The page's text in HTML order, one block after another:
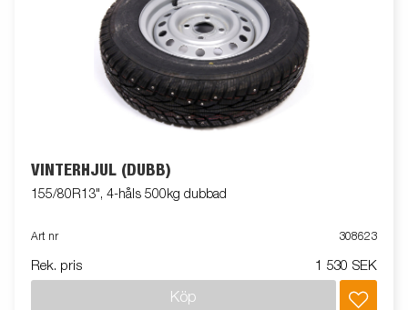
VINTERHJUL (DUBB)
155/80R13", 4-håls 500kg dubbad
Art nr 308623
Rek. pris 1 530 SEK
Köp